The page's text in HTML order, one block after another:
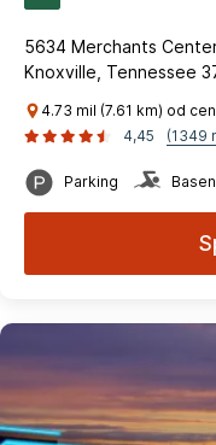
5634 Merchants
Knoxville, Tennessee
4.73 mil (7.61 km) od
4,45
(1349
Parking Basen